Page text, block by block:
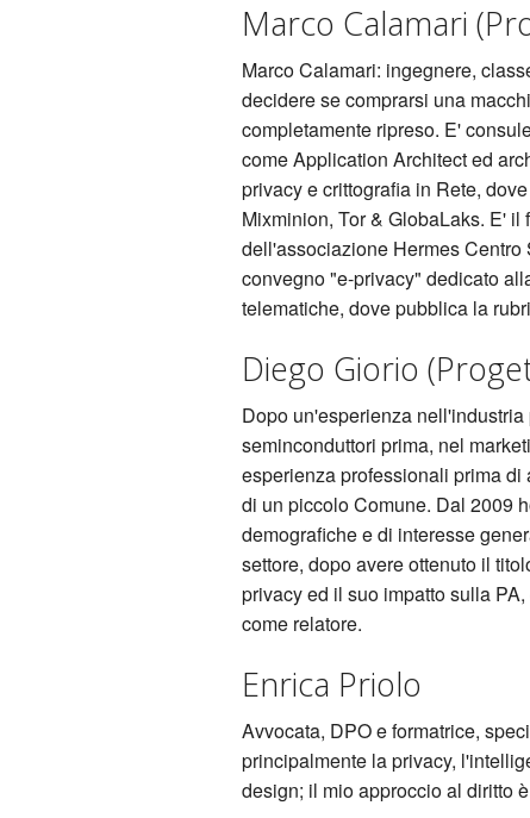
Marco Calamari
Marco Calamari: ingegnere,
decidere se comprarsi una
completamente ripreso. E'
come Application Architect ed
privacy e crittografia in Rete,
Mixminion, Tor & GlobaLaks. E'
dell'associazione Hermes
convegno "e-privacy" dedicato
telematiche, dove pubblica la
Diego Giorio
Dopo un'esperienza
seminconduttori prima, nel
esperienza professionali prima
di un piccolo Comune. Dal 2009
demografiche e di interesse
settore, dopo avere ottenuto il
privacy ed il suo impatto sulla
come relatore.
Enrica Priolo
Avvocata, DPO e formatrice,
principalmente la privacy,
design; il mio approccio al diritto